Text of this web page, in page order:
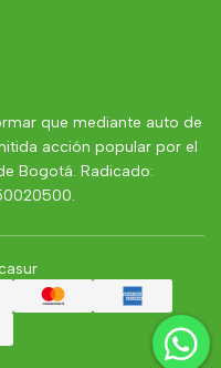
que mediante auto de
acción popular por el
Bogotá. Radicado: